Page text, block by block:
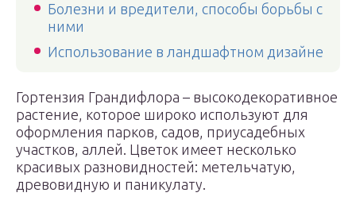
Болезни и вредители, способы борьбы с
ними
Использование в ландшафтном дизайне
Гортензия Грандифлора – высокодекоративное
растение, которое широко используют для
оформления парков, садов, приусадебных
участков, аллей. Цветок имеет несколько
красивых разновидностей: метельчатую,
древовидную и паникулату.